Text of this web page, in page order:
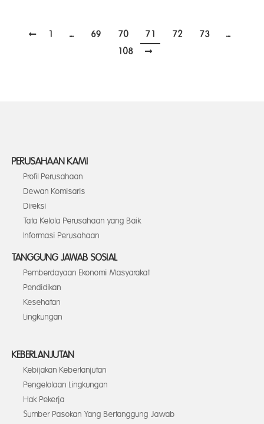
1 … 69 70 71 72 73
…
108
PERUSAHAAN KAMI
Profil Perusahaan
Dewan Komisaris
Direksi
Tata Kelola Perusahaan yang Baik
Informasi Perusahaan
TANGGUNG JAWAB SOSIAL
Pemberdayaan Ekonomi Masyarakat
Pendidikan
Kesehatan
Lingkungan
KEBERLANJUTAN
Kebijakan Keberlanjutan
Pengelolaan Lingkungan
Hak Pekerja
Sumber Pasokan Yang Bertanggung Jawab